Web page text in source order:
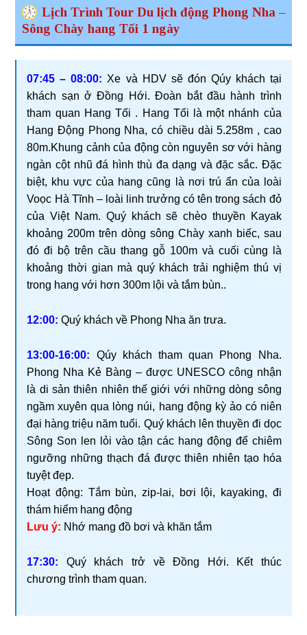
Lịch Trình Tour Du lịch động Phong Nha –
Sông Chày hang Tối 1 ngày
07:45 – 08:00: Xe và HDV sẽ đón Qúy khách tại
khách sạn ở Đồng Hới. Đoàn bắt đầu hành trình
tham quan Hang Tối . Hang Tối là một nhánh của
Hang Động Phong Nha, có chiều dài 5.258m , cao
80m.Khung cảnh của động còn nguyên sơ với hàng
ngàn cột nhũ đá hình thù đa dạng và đặc sắc. Đặc
biệt, khu vực của hang cũng là nơi trú ẩn của loài
Voọc Hà Tĩnh – loài linh trưởng có tên trong sách đỏ
của Việt Nam. Quý khách sẽ chèo thuyền Kayak
khoảng 200m trên dòng sông Chày xanh biếc, sau
đó đi bộ trên cầu thang gỗ 100m và cuối cùng là
khoảng thời gian mà quý khách trải nghiệm thú vị
trong hang với hơn 300m lội và tắm bùn..
12:00: Quý khách về Phong Nha ăn trưa.
13:00-16:00: Qúy khách tham quan Phong Nha.
Phong Nha Kẻ Bàng – được UNESCO công nhận
là di sản thiên nhiên thế giới với những dòng sông
ngầm xuyên qua lòng núi, hang động kỳ ảo có niên
đại hàng triệu năm tuổi. Quý khách lên thuyền đi dọc
Sông Son len lỏi vào tận các hang động để chiêm
ngưỡng những thạch đá được thiên nhiên tạo hóa
tuyệt đẹp.
Hoạt động: Tắm bùn, zip-lai, bơi lội, kayaking, đi
thám hiểm hang động
Lưu ý: Nhớ mang đồ bơi và khăn tắm
17:30: Quý khách trở về Đồng Hới. Kết thúc
chương trình tham quan.